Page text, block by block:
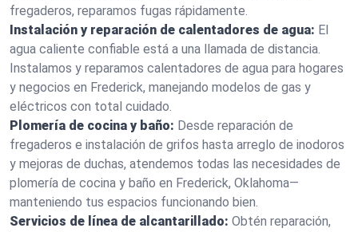
fregaderos, reparamos fugas rápidamente.
Instalación y reparación de calentadores de agua: El
agua caliente confiable está a una llamada de distancia.
Instalamos y reparamos calentadores de agua para hogares
y negocios en Frederick, manejando modelos de gas y
eléctricos con total cuidado.
Plomería de cocina y baño: Desde reparación de
fregaderos e instalación de grifos hasta arreglo de inodoros
y mejoras de duchas, atendemos todas las necesidades de
plomería de cocina y baño en Frederick, Oklahoma—
manteniendo tus espacios funcionando bien.
Servicios de línea de alcantarillado: Obtén reparación,